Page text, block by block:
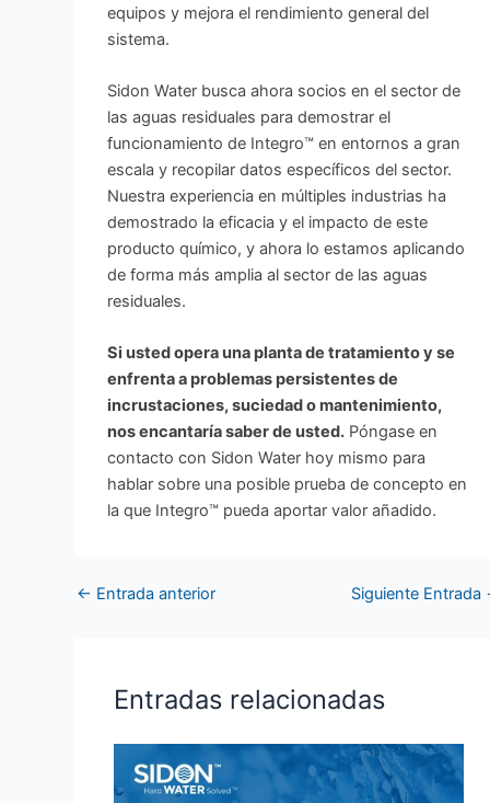
equipos y mejora el rendimiento general del
sistema.
Sidon Water busca ahora socios en el sector de
las aguas residuales para demostrar el
funcionamiento de Integro™ en entornos a gran
escala y recopilar datos específicos del sector.
Nuestra experiencia en múltiples industrias ha
demostrado la eficacia y el impacto de este
producto químico, y ahora lo estamos aplicando
de forma más amplia al sector de las aguas
residuales.
Si usted opera una planta de tratamiento y se
enfrenta a problemas persistentes de
incrustaciones, suciedad o mantenimiento,
nos encantaría saber de usted.Póngase en
contacto con Sidon Water hoy mismo para
hablar sobre una posible prueba de concepto en
la que Integro™ pueda aportar valor añadido.
← Entrada anterior Siguiente Entrada
Entradas relacionadas